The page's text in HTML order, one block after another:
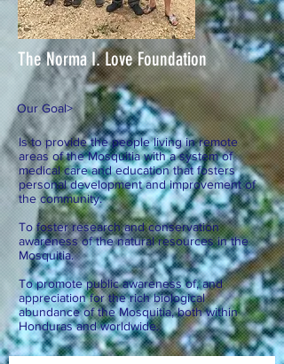
The Norma I. Love Foundation
Our Goal>
Is to provide the people living in remote
areas of the Mosquitia with a system of
medical care and education that fosters
personal development and improvement of
the community.
To foster research and conservation
awareness of the natural resources in the
Mosquitia.
To promote public awareness of, and
appreciation for the rich biological
abundance of the Mosquitia, both within
Honduras and worldwide.